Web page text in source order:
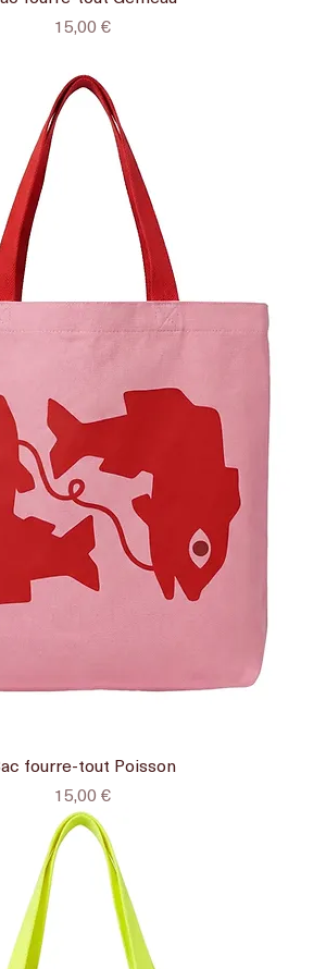
Sac fourre-tout Gémeau
Sac fourre-tout Poisson
Prix
15,00 €